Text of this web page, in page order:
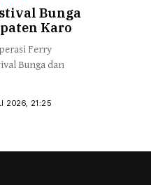
Bunga
Karo
Ferry
Bunga dan
2026, 21:25